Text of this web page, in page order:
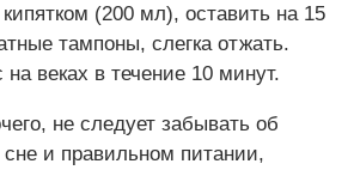
(200 мл), оставить на 15
тампоны, слегка отжать.
веках в течение 10 минут.
не следует забывать об
и правильном питании,